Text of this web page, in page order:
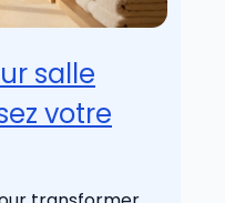
salle
votre